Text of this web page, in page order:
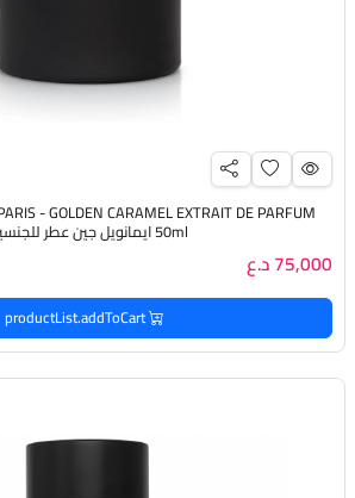
- GOLDEN CARAMEL EXTRAIT DE PARFUM
50ml ايمانويل جين عطر للجنسين
75,000 د.ع
productList.addToCart